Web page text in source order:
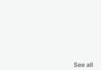
See all